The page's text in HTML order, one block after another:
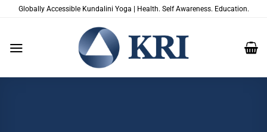
Globally Accessible Kundalini Yoga | Health. Self Awareness. Education.